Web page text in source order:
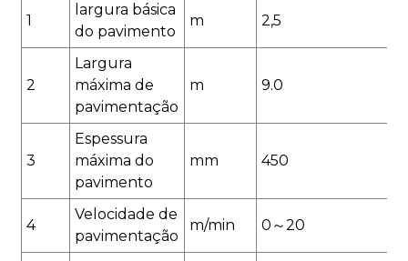
1
largura básica
do pavimento
m 2,5
2
Largura
máxima de
pavimentação
m 9.0
3
Espessura
máxima do
pavimento
mm 450
4
Velocidade de
pavimentação
m/min 0～20